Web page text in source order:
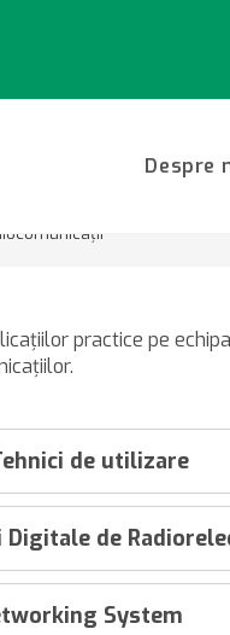
Despre
practice pe
de utilizare
de
System